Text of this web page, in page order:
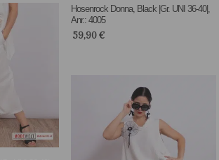
Hosenrock Donna, Black |Gr. UNI 36-40|,
Anr.: 4005
59,90€